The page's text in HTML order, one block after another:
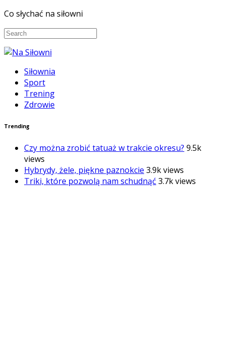
Co słychać na siłowni
Siłownia
Sport
Trening
Zdrowie
Trending
Czy można zrobić tatuaż w trakcie okresu? 9.5k
views
Hybrydy, żele, piękne paznokcie 3.9k views
Triki, które pozwolą nam schudnąć 3.7k views